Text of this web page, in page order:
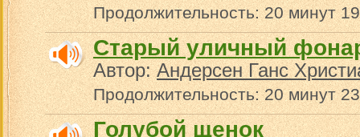
Продолжительность: 20 минут
Старый уличный
Автор:Андерсен Ганс
Продолжительность: 20 минут
Голубой щенок